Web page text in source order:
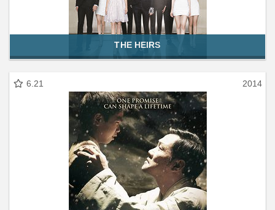
THE HEIRS
6.21 2014